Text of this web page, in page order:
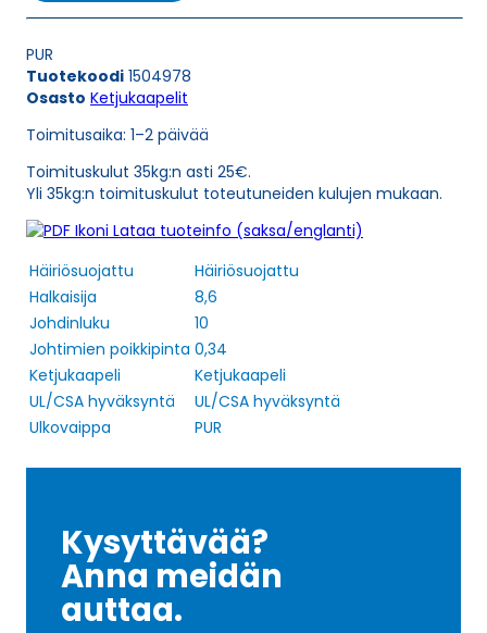
C-
PUR
UL/CSA
10X0,34
(AWG22)
määrä
PUR
Tuotekoodi 1504978
Osasto Ketjukaapelit
Toimitusaika: 1–2 päivää
Toimituskulut 35kg:n asti 25€.
Yli 35kg:n toimituskulut toteutuneiden kulujen mukaan.
Lataa tuoteinfo (saksa/englanti)
Häiriösuojattu
Häiriösuojattu
Halkaisija
8,6
Johdinluku
10
Johtimien poikkipinta 0,34
Ketjukaapeli
Ketjukaapeli
UL/CSA hyväksyntä
UL/CSA hyväksyntä
Ulkovaippa
PUR
Kysyttävää?
Anna meidän
auttaa.